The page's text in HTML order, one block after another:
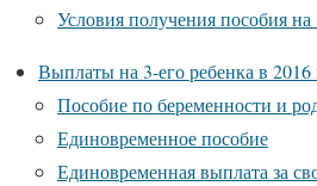
Условия получения пособия на
Выплаты на 3-его ребенка в 2016
Пособие по беременности и
Единовременное пособие
Единовременная выплата за